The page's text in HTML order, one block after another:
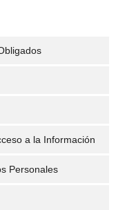
a la Información
Personales